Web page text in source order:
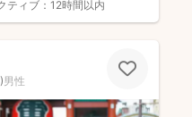
ティブ： 12時間以内
)男性